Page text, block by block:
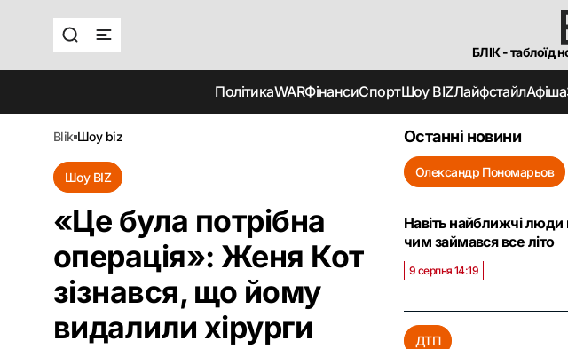
БЛІК - таблоїд
ПолітикаWARФінансиСпортШоу BIZЛайфстайлАфіша
blik шоу biz
Шоу BIZ
«Це була потрібна
операція»: Женя Кот
зізнався, що йому
видалили хірурги
Останні новини
Олександр Пономарьов
Навіть найближчі
чим займався все літо
9 серпня 14:19
ДТП